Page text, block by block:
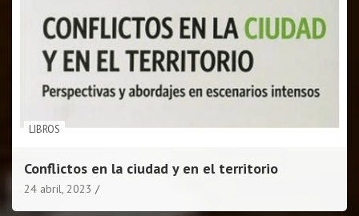
LIBROS
Conflictos en la ciudad y en el territorio
24 abril, 2023